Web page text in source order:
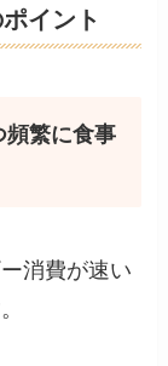
イント
頻繁に食事
消費が速い